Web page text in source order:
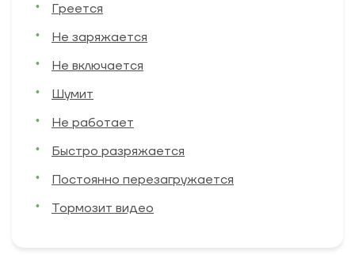
Греется
Не заряжается
Не включается
Шумит
Не работает
Быстро разряжается
Постоянно перезагружается
Тормозит видео